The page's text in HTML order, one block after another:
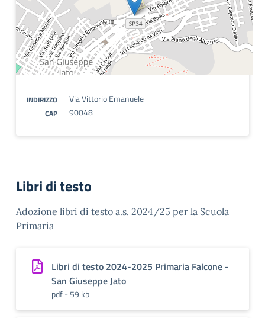
INDIRIZZO Via Vittorio Emanuele
CAP 90048
Libri di testo
Adozione libri di testo a.s. 2024/25 per la Scuola
Primaria
Libri di testo 2024-2025 Primaria Falcone -
San Giuseppe Jato
pdf - 59 kb